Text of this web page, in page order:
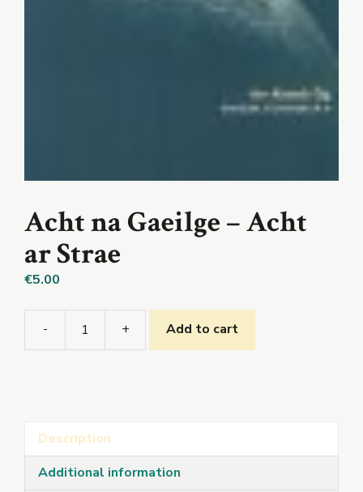
Acht na Gaeilge – Acht
ar Strae
€5.00
-
Acht
Strae
quantity
+ Add to cart
Description
Additional information